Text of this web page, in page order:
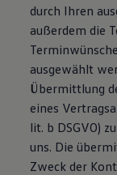
durch Ihren
außerdem die
ausgewählt
Übermittlung
eines
lit. b DSGVO)
uns. Die
Zweck der